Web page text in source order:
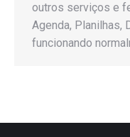
outros serviços e
Agenda, Planilhas,
funcionando